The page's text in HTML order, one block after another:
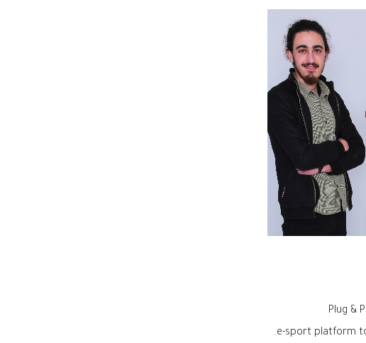
Plug &
e-sport platform